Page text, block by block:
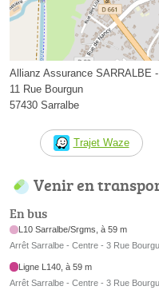
Allianz Assurance SARRALBE
11 Rue Bourgun
57430 Sarralbe
Trajet Waze
Venir en
En bus
L10 Sarralbe/Srgms, à 59 m
Arrêt Sarralbe - Centre - 3 Rue
Ligne L140, à 59 m
Arrêt Sarralbe - Centre - 3 Rue